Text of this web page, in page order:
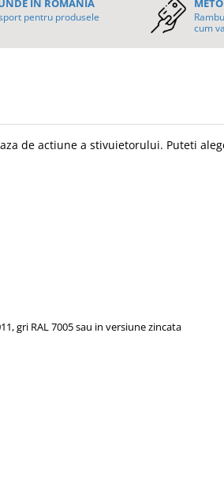
ÎN ROMÂNIA
pentru produsele
cum
de actiune a stivuietorului. Puteti
gri RAL 7005 sau in versiune zincata